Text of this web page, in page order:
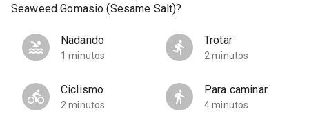
Seaweed Gomasio (Sesame Salt)?
Nadando
1 minutos
Trotar
2 minutos
Ciclismo
2 minutos
Para caminar
4 minutos